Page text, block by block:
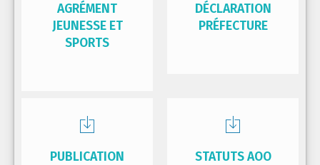
AGRÉMENT
JEUNESSE ET
SPORTS
DÉCLARATION
PRÉFECTURE
PUBLICATION
STATUTS AOO